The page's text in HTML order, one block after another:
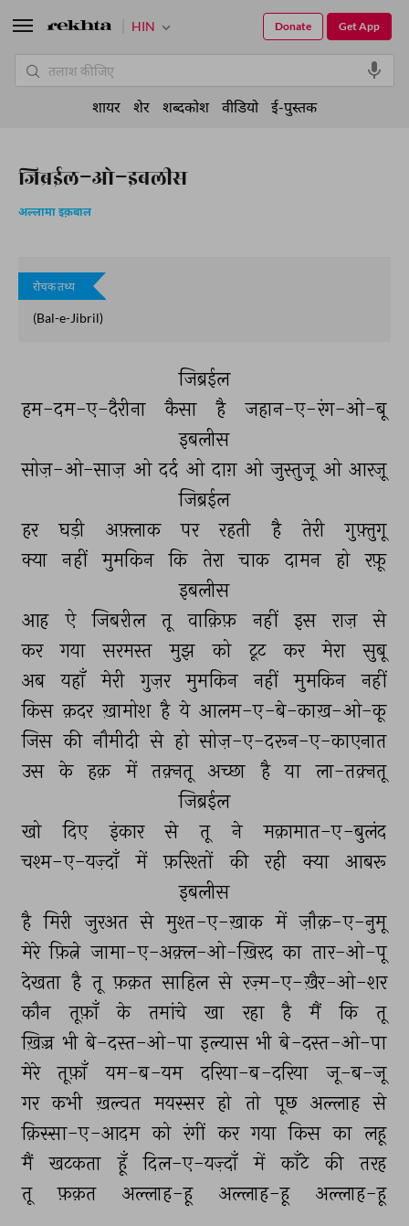
जिब्रईल-ओ-इबलीस
अल्लामा इक़बाल
रोचक तथ्य
(Bal-e-Jibril)
जिब्रईल
हम-दम-ए-दैरीना
कैसा है
जहान-ए-रंग-ओ-बू
इबलीस
सोज़-ओ-साज़ ओ दर्द ओ दाग़ ओ जुस्तुजू ओ आरज़ू
जिब्रईल
हर
घड़ी अफ़्लाक पर रहती है तेरी
गुफ़्तुगू
क्या
नहीं मुमकिन कि तेरा चाक दामन हो
रफ़ू
इबलीस
आह ऐ जिबरील तू वाक़िफ़ नहीं इस राज़
से
कर
गया सरमस्त मुझ को टूट कर मेरा
सुबू
अब
यहाँ मेरी गुज़र मुमकिन नहीं मुमकिन
नहीं
किस क़दर ख़ामोश है ये आलम-ए-बे-काख़-ओ-कू
जिस की नौमीदी से हो सोज़-ए-दरून-ए-काएनात
उस के हक़ में तक़्नतू अच्छा है या ला-तक़्नतू
जिब्रईल
खो
दिए इंकार से तू ने मक़ामात-ए-बुलंद
चश्म-ए-यज़्दाँ में फ़रिश्तों की रही क्या
आबरू
इबलीस
है मिरी जुरअत से मुश्त-ए-ख़ाक में ज़ौक़-ए-नुमू
मेरे फ़ित्ने जामा-ए-अक़्ल-ओ-ख़िरद का तार-ओ-पू
देखता है तू फ़क़त साहिल से रज़्म-ए-ख़ैर-ओ-शर
कौन
तूफ़ाँ के तमांचे खा रहा है मैं कि
तू
ख़िज़्र भी बे-दस्त-ओ-पा इल्यास भी बे-दस्त-ओ-पा
मेरे
तूफ़ाँ यम-ब-यम दरिया-ब-दरिया
जू-ब-जू
गर कभी ख़ल्वत मयस्सर हो तो पूछ अल्लाह से
क़िस्सा-ए-आदम को रंगीं कर गया किस का लहू
मैं
खटकता हूँ दिल-ए-यज़्दाँ में काँटे की
तरह
तू
फ़क़त अल्लाह-हू अल्लाह-हू अल्लाह-हू
HIN Get App
Donate
शायर शेर शब्दकोश वीडियो ई-पुस्तक